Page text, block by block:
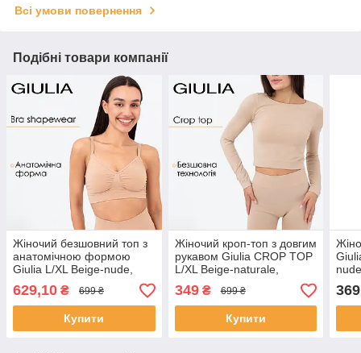
Всі умови повернення
Подібні товари компанії
Жіночий безшовний топ з
анатомічною формою
Giulia L/XL Beige-nude,
комфортний топ з м'якої
мікрофібри
629,10 ₴ 699 ₴
Купити
Жіночий кроп-топ з довгим
рукавом Giulia CROP TOP
L/XL Beige-naturale,
короткий топ безшовний
для спорту та щоденного
носіння
349₴ 699 ₴
Купити
369